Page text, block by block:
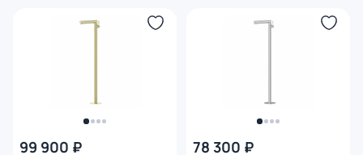
99 900 ₽ 78 300 ₽